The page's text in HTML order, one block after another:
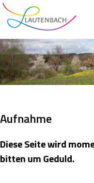
Aufnahme
Die­se Sei­te wird
bit­ten um Geduld.